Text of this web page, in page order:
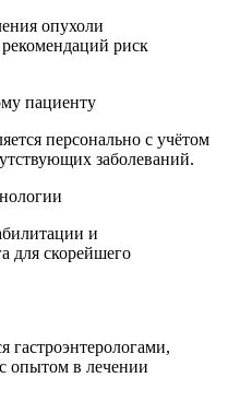
опухоли
риск
пациенту
персонально с учётом
заболеваний.
и
для скорейшего
гастроэнтерологами,
опытом в лечении